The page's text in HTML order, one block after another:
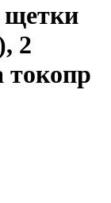
щетки
2
токопр